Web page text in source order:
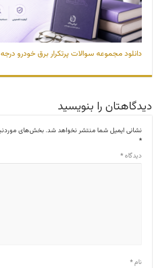
دانلود مجموعه سوالات پرتکرار برق خودرو درجه 2 فنی و حرفه ای
دیدگاهتان را بنویسید
نشانی ایمیل شما منتشر نخواهد شد. بخش‌های
*
دیدگاه*
نام*